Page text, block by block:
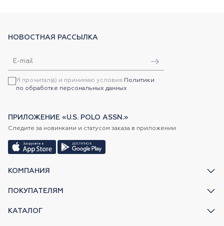
КОМПАНИЯ
ПОКУПАТЕЛЯМ
КАТАЛОГ
НОВОСТНАЯ РАССЫЛКА
Я прочитал(а) и принимаю условия Политики
по обработке персональных данных
ПРИЛОЖЕНИЕ «U.S. POLO ASSN.»
Следите за новинками и статусом заказа в приложении